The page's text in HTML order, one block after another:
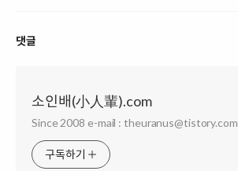
댓글
소인배(小人輩).com
Since 2008 e-mail : theuranus@tistory.com
구독하기